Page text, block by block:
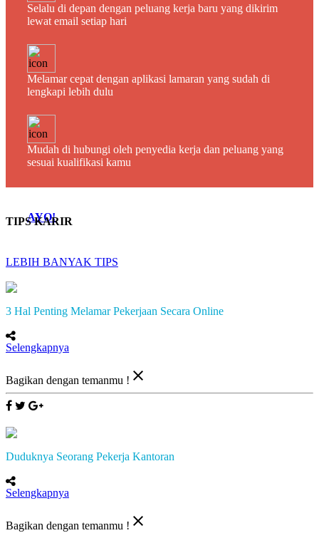
Selalu di depan dengan peluang kerja baru yang dikirim
lewat email setiap hari
Melamar cepat dengan aplikasi lamaran yang sudah di
lengkapi lebih dulu
Mudah di hubungi oleh penyedia kerja dan peluang yang
sesuai kualifikasi kamu
AYO!
TIPS KARIR
LEBIH BANYAK TIPS
3 Hal Penting Melamar Pekerjaan Secara Online
Selengkapnya
Bagikan dengan temanmu ! close
Duduknya Seorang Pekerja Kantoran
Selengkapnya
Bagikan dengan temanmu ! close